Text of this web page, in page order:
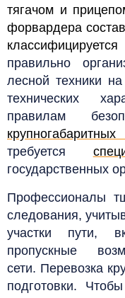
тягачом и
форвардера
правильно
лесной техники
технических
правилам
крупногабаритных
требуется
государственных
Профессионалы
следования,
участки пути,
пропускные
сети. Перевозка
подготовки.